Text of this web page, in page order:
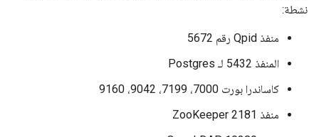
نشطة:
منفذ Qpid رقم 5672
المنفذ 5432 لـ Postgres
كاساندرا بورت 7000، 7199، 9042، 9160
منفذ ZooKeeper 2181